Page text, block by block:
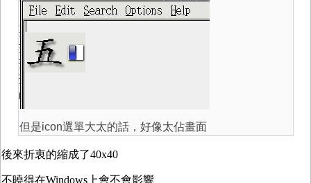
但是icon選單大太的話，好像太佔畫面
後來折衷的縮成了40x40
不曉得在Windows上會不會影響